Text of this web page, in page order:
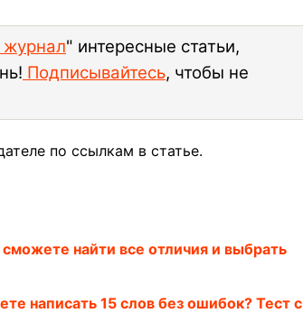
журнал" интересные статьи,
Подписывайтесь, чтобы не
по ссылкам в статье.
найти все отличия и выбрать
написать 15 слов без ошибок? Тест с